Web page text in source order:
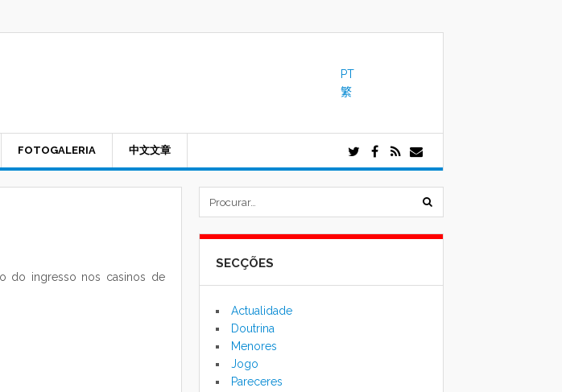
PT
繁
FOTOGALERIA 中文文章
do ingresso nos casinos de
formulário
SECÇÕES
Actualidade
Doutrina
Menores
Jogo
Pareceres